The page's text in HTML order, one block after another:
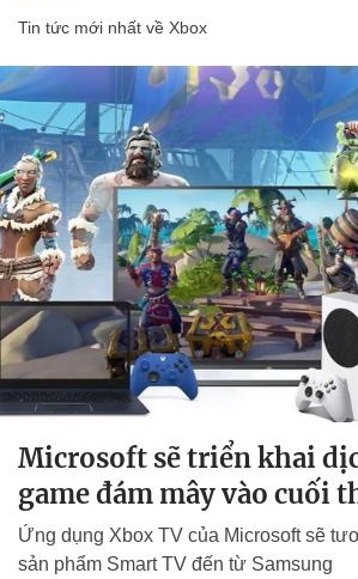
Tin tức mới nhất về Xbox
Microsoft sẽ triển khai
game đám mây vào cuối
Ứng dụng Xbox TV của Microsoft sẽ
sản phẩm Smart TV đến từ Samsung